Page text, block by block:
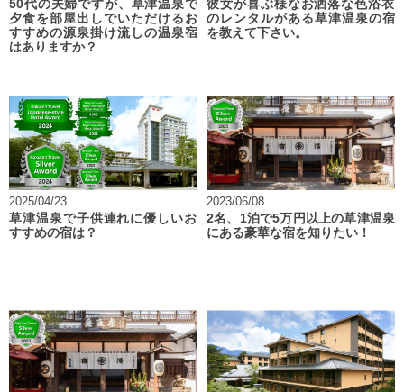
50代の夫婦ですが、草津温泉で
夕食を部屋出しでいただけるお
すすめの源泉掛け流しの温泉宿
はありますか？
彼女が喜ぶ様なお洒落な色浴衣
のレンタルがある草津温泉の宿
を教えて下さい。
2025/04/23
草津温泉で子供連れに優しいお
すすめの宿は？
2023/06/08
2名、1泊で5万円以上の草津温泉
にある豪華な宿を知りたい！